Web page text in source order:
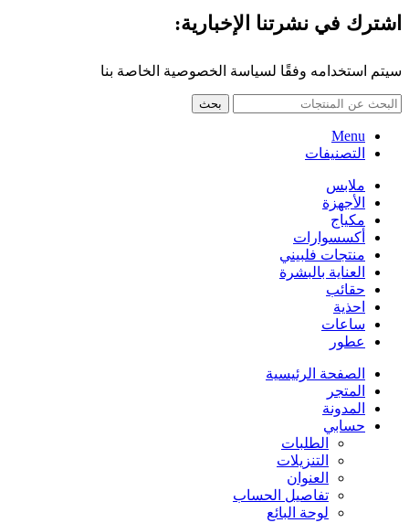
اشترك في نشرتنا الإخبارية:
سيتم استخدامه وفقًا لسياسة الخصوصية الخاصة بنا
بحث
Menu
التصنيفات
ملابس
الأجهزة
مكياج
أكسسوارات
منتجات فلبيني
العناية بالبشرة
حقائب
احذية
ساعات
عطور
الصفحة الرئيسية
المتجر
المدونة
حسابي
الطلبات
التنزيلات
العنوان
تفاصيل الحساب
لوحة البائع